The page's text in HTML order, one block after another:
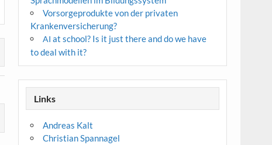
Vorsorgeprodukte von der privaten
Krankenversicherung?
AI at school? Is it just there and do we have
to deal with it?
Links
Andreas Kalt
Christian Spannagel